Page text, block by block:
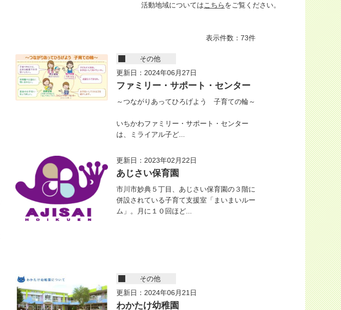
活動地域についてはこちらをご覧ください。
表示件数：73件
その他
更新日：2024年06月27日
ファミリー・サポート・センター
～つながりあってひろげよう 子育ての輪～
いちかわファミリー・サポート・センター
は、ミライアル子ど...
更新日：2023年02月22日
あじさい保育園
市川市妙典５丁目、あじさい保育園の３階に
併設されている子育て支援室「まいまいルー
ム」。月に１０回ほど...
その他
更新日：2024年06月21日
わかたけ幼稚園